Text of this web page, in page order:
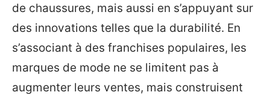
de chaussures, mais aussi en s’appuyant sur
des innovations telles que la durabilité. En
s’associant à des franchises populaires, les
marques de mode ne se limitent pas à
augmenter leurs ventes, mais construisent